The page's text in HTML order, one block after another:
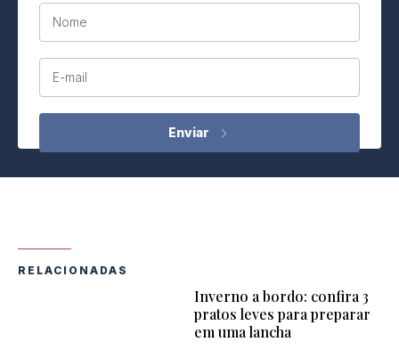
Nome
E-mail
RELACIONADAS
Inverno a bordo: confira 3
pratos leves para preparar
em uma lancha